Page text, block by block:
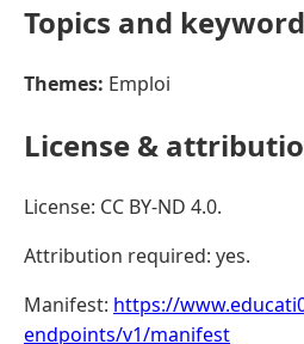
Topics and
Themes: Emploi
License &
License: CC BY-ND 4.0.
Attribution required: yes.
Manifest: https://
endpoints/v1/manifest